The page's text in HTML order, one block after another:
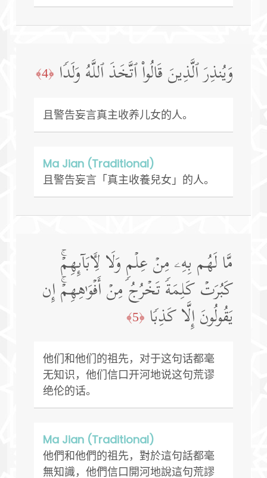
وَیُنذِرَ ٱلَّذِینَ قَالُوا۟ ٱتَّخَذَ ٱللَّهُ وَلَدࣰا ﴿4﴾
且警告妄言真主收养儿女的人。
Ma Jian (Traditional)
且警告妄言「真主收養兒女」的人。
مَّا لَهُم بِهِۦ مِنۡ عِلۡمࣲ وَلَا لِـَٔابَاۤىِٕهِمۡۚ
كَبُرَتۡ كَلِمَةࣰ تَخۡرُجُ مِنۡ أَفۡوَ ٰ⁠هِهِمۡۚ إِن
یَقُولُونَ إِلَّا كَذِبࣰا ﴿5﴾
他们和他们的祖先，对于这句话都毫
无知识，他们信口开河地说这句荒谬
绝伦的话。
Ma Jian (Traditional)
他們和他們的祖先，對於這句話都毫
無知識，他們信口開河地說這句荒謬